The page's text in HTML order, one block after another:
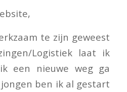
te zijn geweest
Logistiek laat ik
een nieuwe weg ga
ben ik al gestart